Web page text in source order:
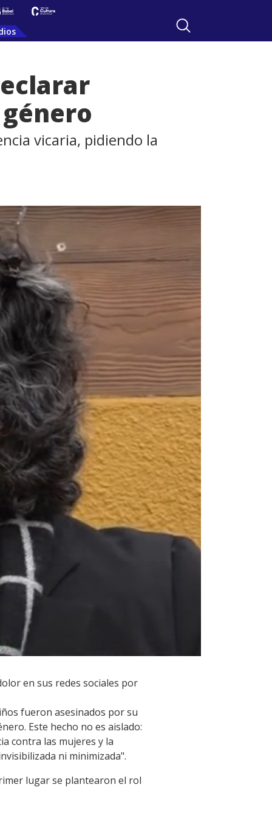
vicaria, pidiendo la
en sus redes sociales por
fueron asesinados por su
Este hecho no es aislado:
contra las mujeres y la
ni minimizada".
lugar se plantearon el rol